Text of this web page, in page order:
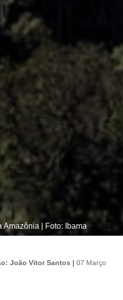
Amazônia | Foto: Ibama
João Vitor Santos | 07 Março